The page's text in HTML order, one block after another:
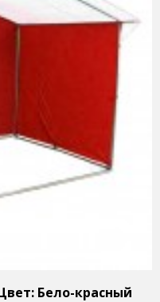
Бело-красный